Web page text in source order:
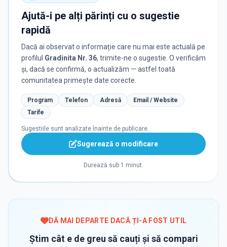
Ajută-i pe alți părinți cu o sugestie
rapidă
Dacă ai observat o informație care nu mai este actuală pe
profilul Gradinita Nr. 36, trimite-ne o sugestie. O verificăm
și, dacă se confirmă, o actualizăm — astfel toată
comunitatea primește date corecte.
Program Telefon Adresă
Email / Website
Tarife
Sugestiile sunt analizate înainte de publicare.
Sugerează o modificare
Durează sub 1 minut.
DĂ MAI DEPARTE DACĂ ȚI-A FOST UTIL
Știm cât e de greu să cauți și să compari